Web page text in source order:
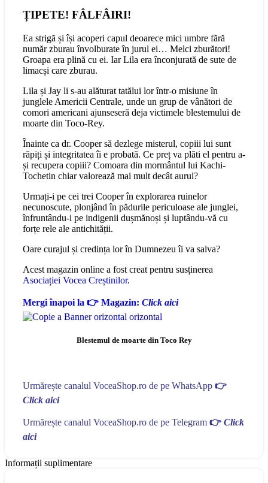
ȚIPETE! FÂLFÂIRI!
Ea strigă și își acoperi capul deoarece mici umbre fără
număr zburau învolburate în jurul ei… Melci zburători!
Groapa era plină cu ei. Iar Lila era înconjurată de sute de
limacși care zburau.
Lila și Jay li s-au alăturat tatălui lor într-o misiune în
junglele Americii Centrale, unde un grup de vânători de
comori americani ajunseseră deja victimele blestemului de
moarte din Toco-Rey.
Înainte ca dr. Cooper să dezlege misterul, copiii lui sunt
răpiți și integritatea îi e probată. Ce preț va plăti el pentru a-
și recupera copiii? Comoara din mormântul lui Kachi-
Tochetin chiar valorează mai mult decât aurul?
Urmați-i pe cei trei Cooper în explorarea ruinelor
necunoscute, plonjând în pădurile periculoase ale junglei,
înfruntându-i pe indigenii dușmănoși și luptându-vă cu
forțe rele ale antichității.
Oare curajul și credința lor în Dumnezeu îi va salva?
Acest magazin online a fost creat pentru susținerea
Asociației Vocea Creștinilor.
Mergi înapoi la 👉 Magazin: Click aici
Blestemul de moarte din Toco Rey
Urmărește canalul VoceaShop.ro de pe WhatsApp 👉
Click aici
Urmărește canalul VoceaShop.ro de pe Telegram 👉 Click
aici
Informații suplimentare